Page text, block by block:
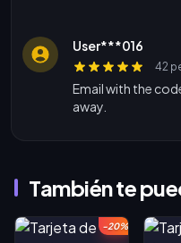
User***016
42
Email with the
away.
También te
-20%